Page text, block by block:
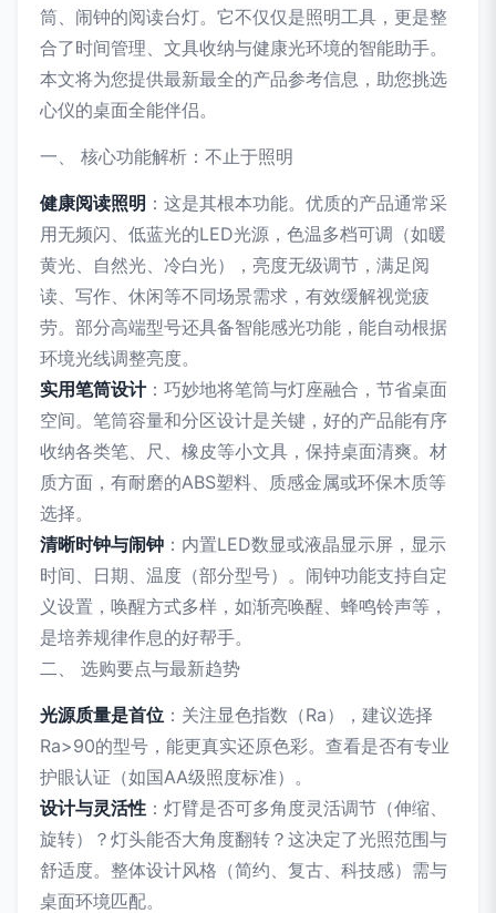
筒、闹钟的阅读台灯。它不仅仅是照明工具，更是整
合了时间管理、文具收纳与健康光环境的智能助手。
本文将为您提供最新最全的产品参考信息，助您挑选
心仪的桌面全能伴侣。
一、 核心功能解析：不止于照明
健康阅读照明 ：这是其根本功能。优质的产品通常采
用无频闪、低蓝光的LED光源，色温多档可调（如暖
黄光、自然光、冷白光），亮度无级调节，满足阅
读、写作、休闲等不同场景需求，有效缓解视觉疲
劳。部分高端型号还具备智能感光功能，能自动根据
环境光线调整亮度。
实用笔筒设计：巧妙地将笔筒与灯座融合，节省桌面
空间。笔筒容量和分区设计是关键，好的产品能有序
收纳各类笔、尺、橡皮等小文具，保持桌面清爽。材
质方面，有耐磨的ABS塑料、质感金属或环保木质等
选择。
清晰时钟与闹钟 ：内置LED数显或液晶显示屏，显示
时间、日期、温度（部分型号）。闹钟功能支持自定
义设置，唤醒方式多样，如渐亮唤醒、蜂鸣铃声等，
是培养规律作息的好帮手。
二、 选购要点与最新趋势
光源质量是首位 ：关注显色指数（Ra），建议选择
Ra>90的型号，能更真实还原色彩。查看是否有专业
护眼认证（如国AA级照度标准）。
设计与灵活性 ：灯臂是否可多角度灵活调节（伸缩、
旋转）？灯头能否大角度翻转？这决定了光照范围与
舒适度。整体设计风格（简约、复古、科技感）需与
桌面环境匹配。